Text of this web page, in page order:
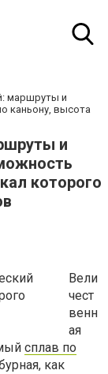
маршруты и
каньону, высота
и
которого
Вели
чест
венн
ая
сплав по
как